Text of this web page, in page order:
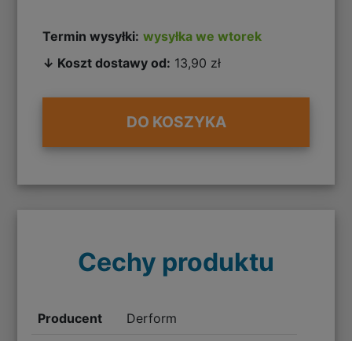
Termin wysyłki: wysyłka we wtorek
↓ Koszt dostawy od: 13,90 zł
DO KOSZYKA
Cechy produktu
Producent Derform